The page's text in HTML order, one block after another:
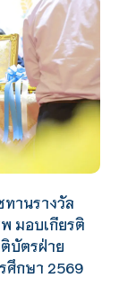
านรางวัล
มอบเกียรติ
บัตรฝ่าย
ศึกษา 2569